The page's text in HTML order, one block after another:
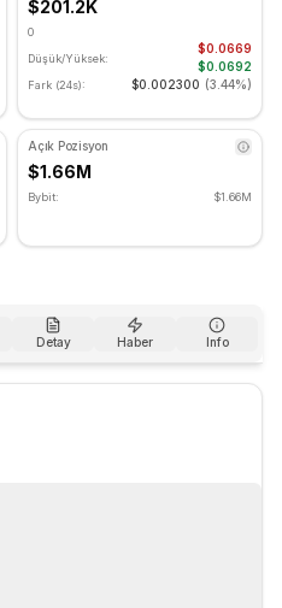
$201.2K
0
Düşük/Yüksek:
$0.0669
$0.0692
Fark (24s): $0.002300 (3.44%)
Açık Pozisyon
$1.66M
Bybit: $1.66M
Detay Haber Info